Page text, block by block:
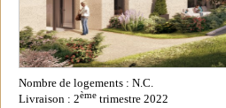
Nombre de logements : N.C.
Livraison : 2ème trimestre 2022